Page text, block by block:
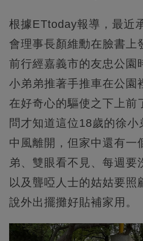
根據ETtoday報導，最近
會理事長顏維勳在臉書上
前行經嘉義市的友忠公園
小弟弟推著手推車在公園
在好奇心的驅使之下上前
問才知道這位18歲的徐小
中風離開，但家中還有一
弟、雙眼看不見、每週要
以及聾啞人士的姑姑要照
說外出擺攤好貼補家用。